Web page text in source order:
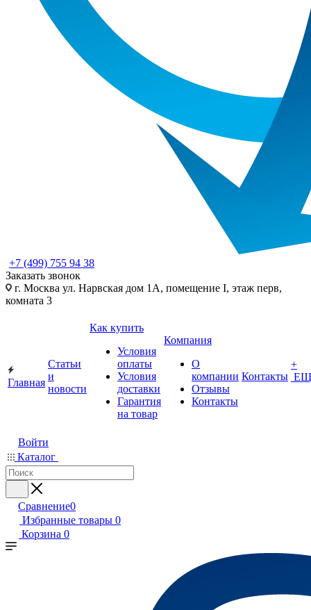
+7 (499) 755 94 38
Заказать звонок
г. Москва ул. Нарвская дом 1А, помещение I, этаж перв,
комната 3
Главная
Статьи
и
новости
Как купить
Условия
оплаты
Условия
доставки
Гарантия
на товар
Компания
О
компании
Отзывы
Контакты
Контакты
+
Войти
Каталог
Сравнение0
Избранные товары 0
Корзина 0